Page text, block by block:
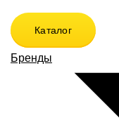
Каталог
Бренды